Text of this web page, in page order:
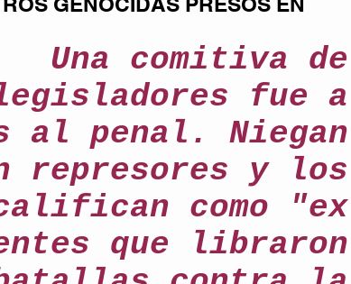
Una comitiva de
fue a
penal. Niegan
represores y los
como "ex
que libraron